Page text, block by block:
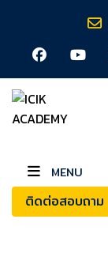
MENU
ติดต่อสอบถาม